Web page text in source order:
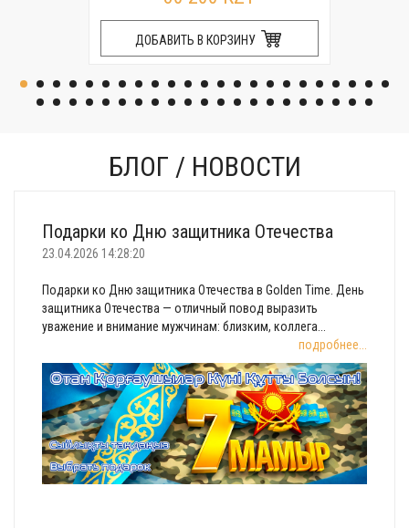
ДОБАВИТЬ В КОРЗИНУ
БЛОГ / НОВОСТИ
Подарки ко Дню защитника Отечества
23.04.2026 14:28:20
Подарки ко Дню защитника Отечества в Golden Time. День
защитника Отечества — отличный повод выразить
уважение и внимание мужчинам: близким, коллега...
подробнее...